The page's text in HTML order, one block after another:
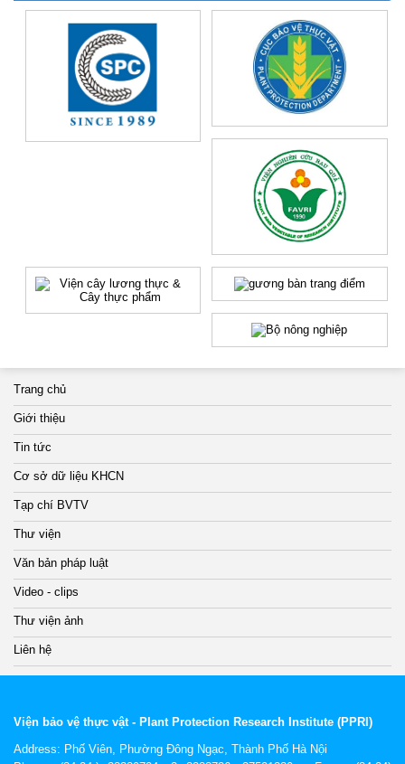
Trang chủ
Giới thiệu
Tin tức
Cơ sở dữ liệu KHCN
Tạp chí BVTV
Thư viện
Văn bản pháp luật
Video - clips
Thư viện ảnh
Liên hệ
Viện bảo vệ thực vật - Plant Protection Research Institute (PPRI)
Address: Phố Viên, Phường Đông Ngạc, Thành Phố Hà Nội